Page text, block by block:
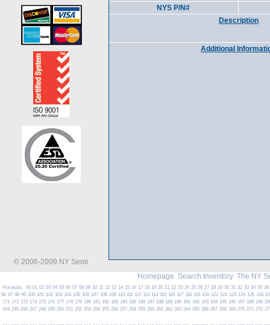
NYS P/N#
Description
Additional
© 2006-2009 NY Semi
Homepage Search Inventory The NY
Hot deals: 00 01 02 03 04 05 06 07 08 09 10 11 12 13 14 15 16 17 18 19 20 21 22 23 24 25 26 27 28 29 30 31 32 33 34 35 36
96 97 98 99 100 101 102 103 104 105 106 107 108 109 110 111 112 113 114 115 116 117 118 119 120 121 122 123 124 125 126
171 172 173 174 175 176 177 178 179 180 181 182 183 184 185 186 187 188 189 190 191 192 193 194 195 196 197 198 199
244 245 246 247 248 249 250 251 252 253 254 255 256 257 258 259 260 261 262 263 264 265 266 267 268 269 270 271 272